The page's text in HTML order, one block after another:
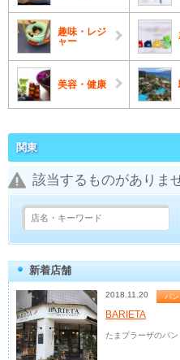
趣味・レジ
ャー
美容・健康
関東
該当するものがありま
新着店舗
2018.11.20 パン
BARIETA
たまプラーザのパ